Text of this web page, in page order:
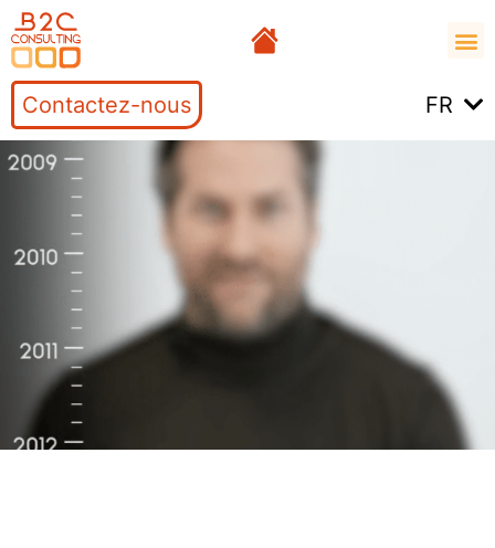
Contactez-nous FR